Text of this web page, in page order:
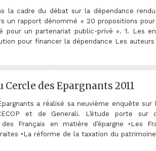
la cadre du débat sur la dépendance
un rapport dénommé « 20 propositions
pour un partenariat public-privé ». 1. Les
pour financer la dépendance Les
Cercle des Epargnants 2011
a réalisé sa neuvième enquête sur
et de Generali. L’étude porte sur
Français en matière d’épargne •Les
•La réforme de la taxation du